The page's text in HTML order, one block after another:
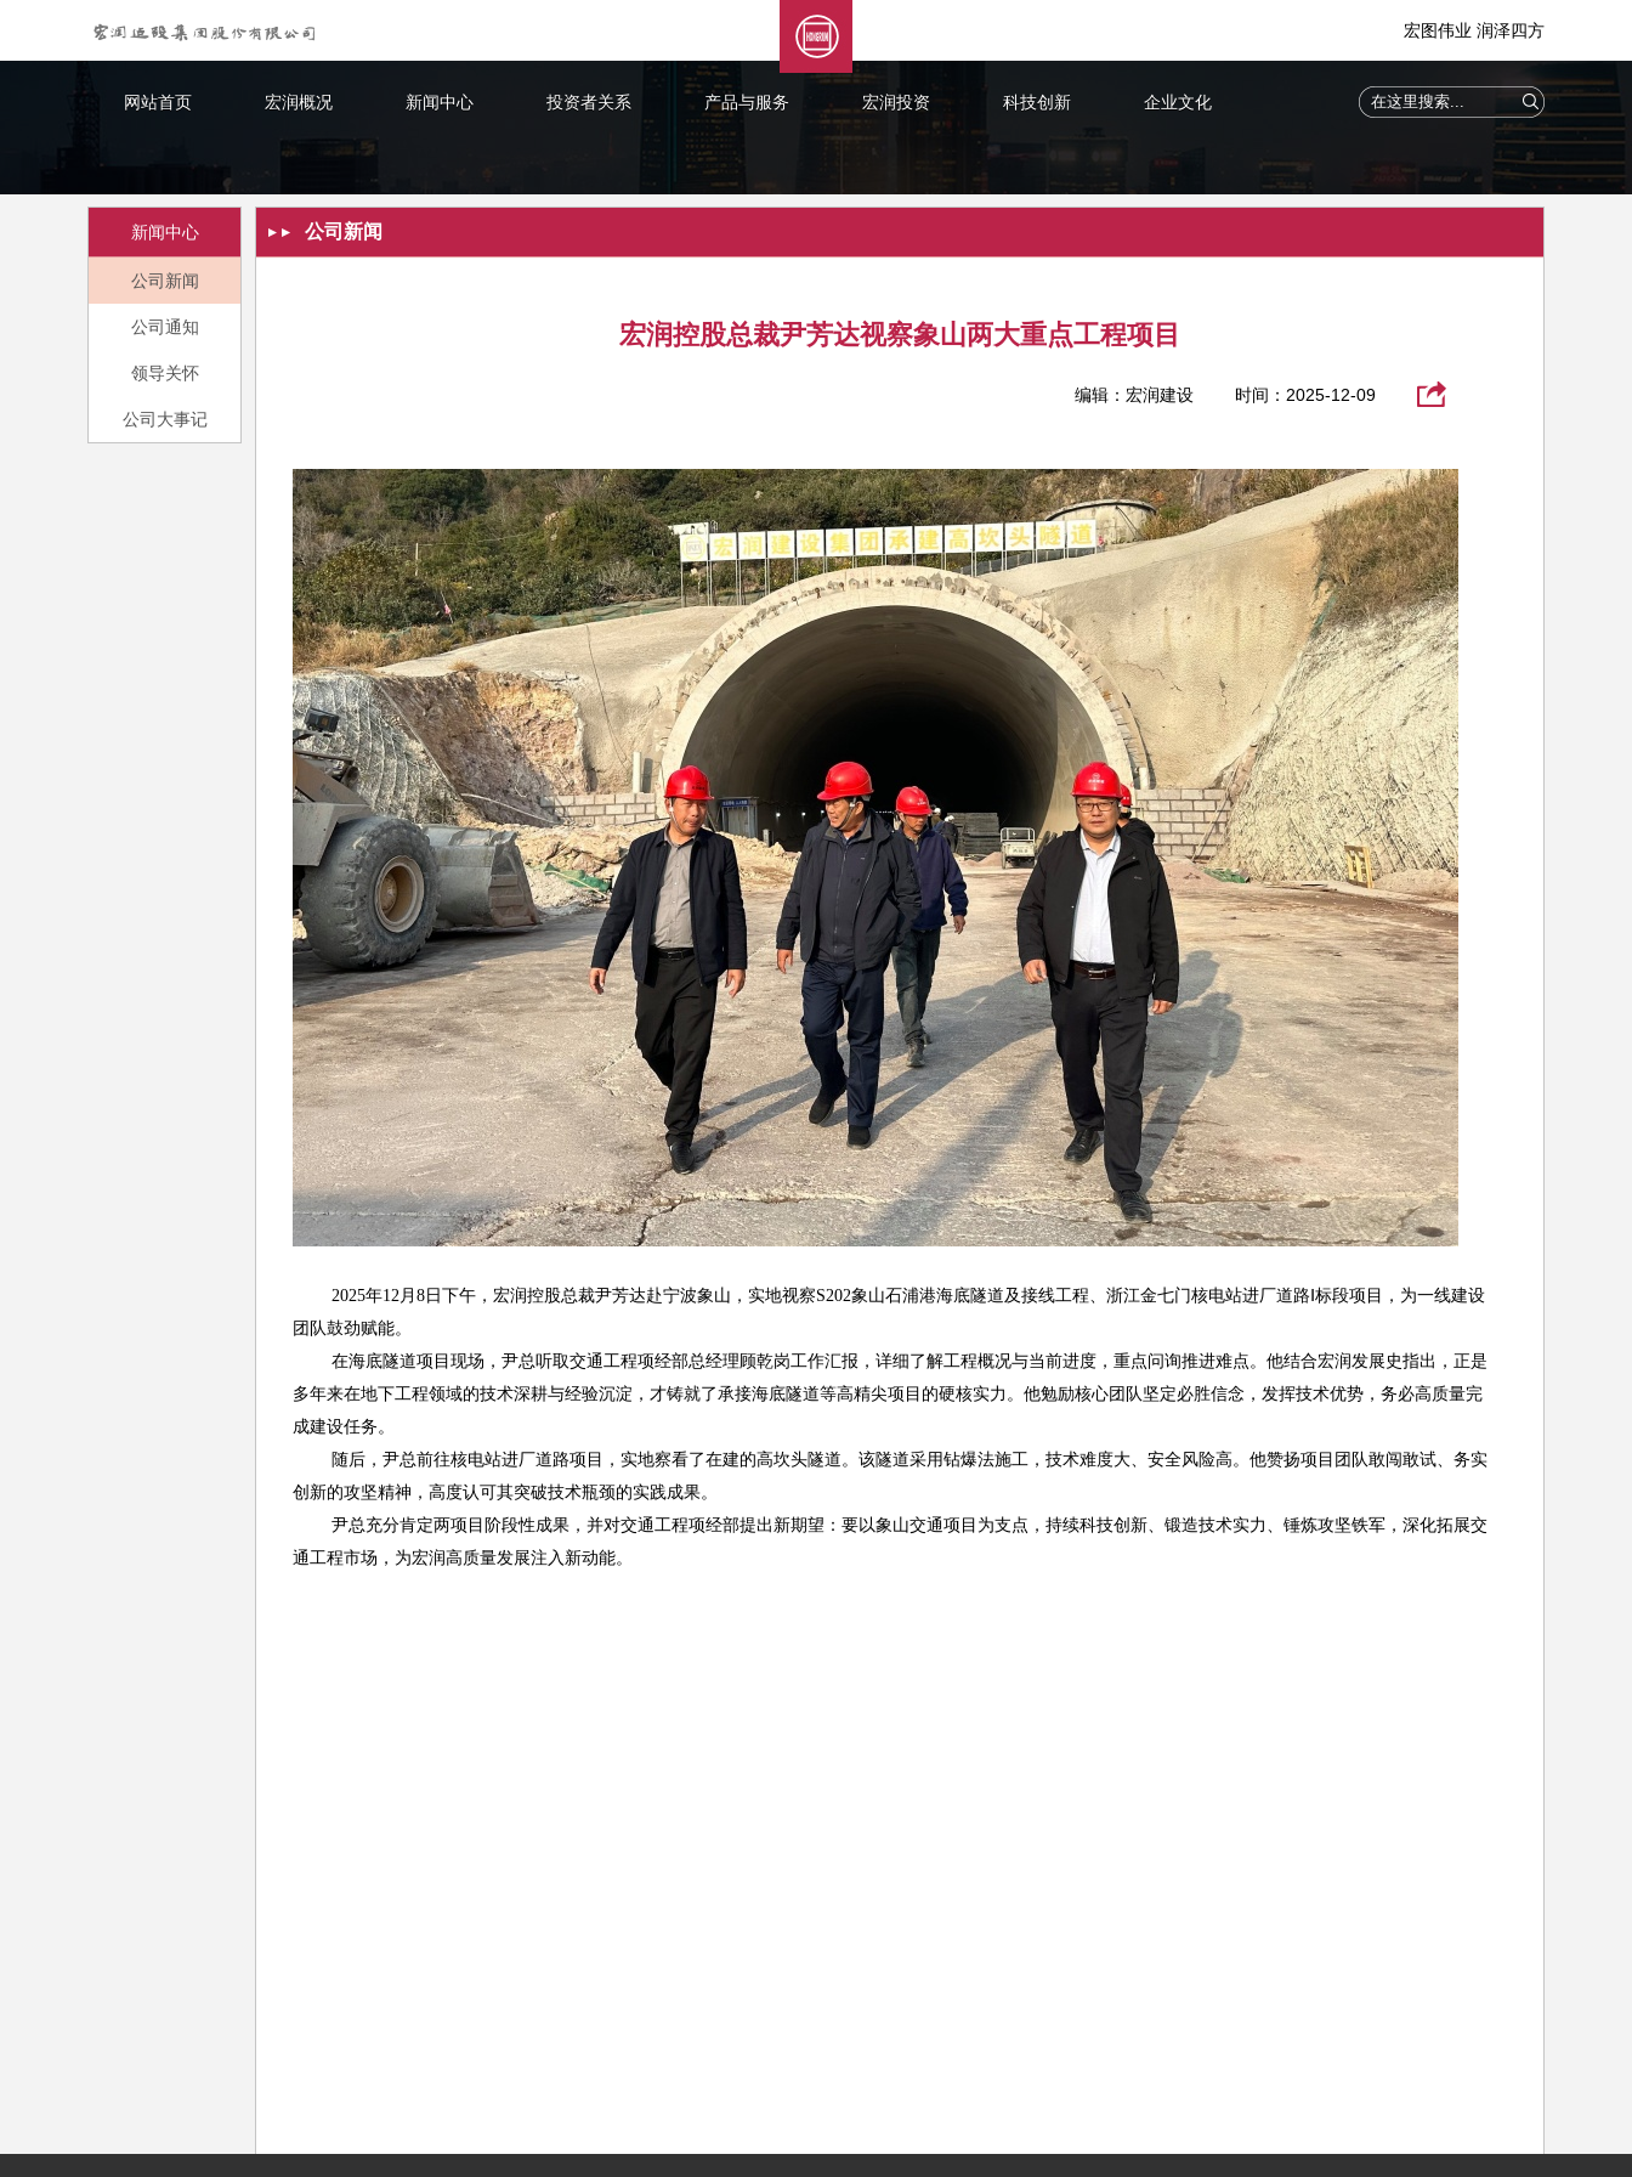
宏图伟业 润泽四方
网站首页 宏润概况 新闻中心 投资者关系 产品与服务 宏润投资 科技创新 企业文化
新闻中心
公司新闻
公司通知
领导关怀
公司大事记
公司新闻
宏润控股总裁尹芳达视察象山两大重点工程项目
编辑：宏润建设 时间：2025-12-09
2025年12月8日下午，宏润控股总裁尹芳达赴宁波象山，实地视察S202象山石浦港海底隧道及接线工程、浙江金七门核电站进厂道路Ⅰ标段项目，为一线建设
团队鼓劲赋能。
在海底隧道项目现场，尹总听取交通工程项经部总经理顾乾岗工作汇报，详细了解工程概况与当前进度，重点问询推进难点。他结合宏润发展史指出，正是
多年来在地下工程领域的技术深耕与经验沉淀，才铸就了承接海底隧道等高精尖项目的硬核实力。他勉励核心团队坚定必胜信念，发挥技术优势，务必高质量完
成建设任务。
随后，尹总前往核电站进厂道路项目，实地察看了在建的高坎头隧道。该隧道采用钻爆法施工，技术难度大、安全风险高。他赞扬项目团队敢闯敢试、务实
创新的攻坚精神，高度认可其突破技术瓶颈的实践成果。
尹总充分肯定两项目阶段性成果，并对交通工程项经部提出新期望：要以象山交通项目为支点，持续科技创新、锻造技术实力、锤炼攻坚铁军，深化拓展交
通工程市场，为宏润高质量发展注入新动能。